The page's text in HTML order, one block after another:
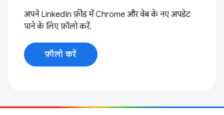
अपने LinkedIn फ़ीड में Chrome और वेब के नए अपडेट
पाने के लिए फ़ॉलो करें.
फ़ॉलो करें